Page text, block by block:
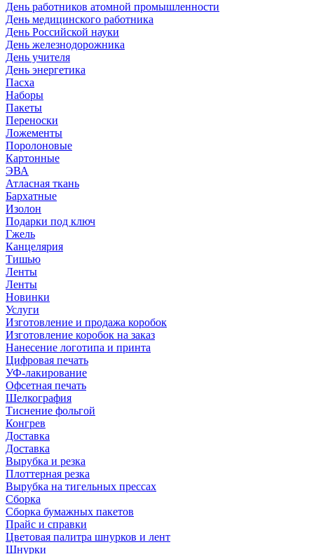
День работников атомной промышленности
День медицинского работника
День Российской науки
День железнодорожника
День учителя
День энергетика
Пасха
Наборы
Пакеты
Переноски
Ложементы
Поролоновые
Картонные
ЭВА
Атласная ткань
Бархатные
Изолон
Подарки под ключ
Гжель
Канцелярия
Тишью
Ленты
Ленты
Новинки
Услуги
Изготовление и продажа коробок
Изготовление коробок на заказ
Нанесение логотипа и принта
Цифровая печать
УФ-лакирование
Офсетная печать
Шелкография
Тиснение фольгой
Конгрев
Доставка
Доставка
Вырубка и резка
Плоттерная резка
Вырубка на тигельных прессах
Сборка
Сборка бумажных пакетов
Прайс и справки
Цветовая палитра шнурков и лент
Шнурки